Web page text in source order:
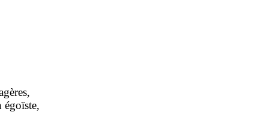
égoïste,